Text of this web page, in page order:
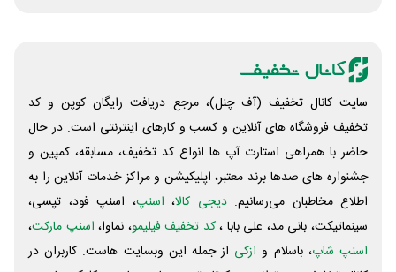
سایت کانال تخفیف (آف چنل)، مرجع دریافت رایگان کوپن و کد
تخفیف فروشگاه های آنلاین و کسب و‌ کارهای اینترنتی است. در حال
حاضر با همراهی استارت آپ ها انواع کد تخفیف، مسابقه، کمپین و
جشنواره های صدها برند معتبر، اپلیکیشن و مراکز خدمات آنلاین را به
اطلاع مخاطبان می‌رسانیم. دیجی کالا، اسنپ، اسنپ فود، تپسی،
سینماتیکت، بانی مد، علی‌ بابا ،کد تخفیف فیلیمو، نماوا، اسنپ مارکت،
اسنپ شاپ، باسلام و ازکی از جمله این وبسایت ‌هاست. کاربران در